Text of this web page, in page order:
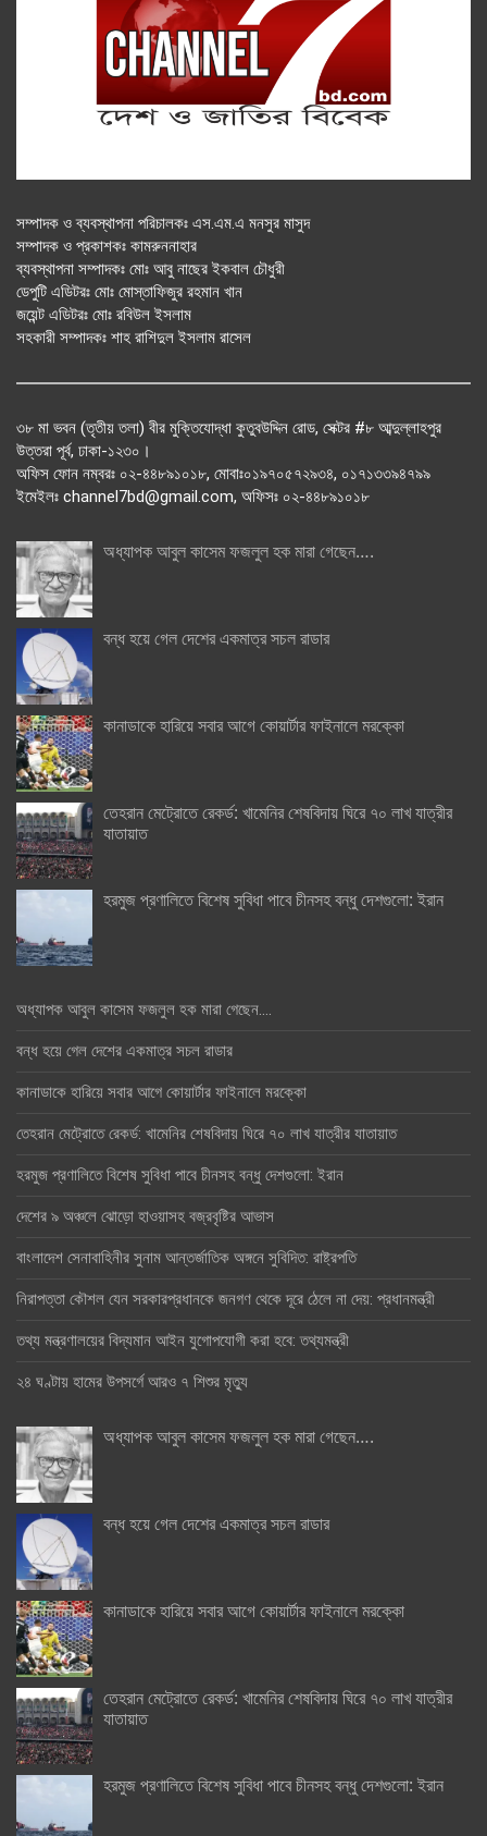
সম্পাদক ও ব্যবস্থাপনা পরিচালকঃ এস.এম.এ মনসুর মাসুদ
সম্পাদক ও প্রকাশকঃ কামরুননাহার
ব্যবস্থাপনা সম্পাদকঃ মোঃ আবু নাছের ইকবাল চৌধুরী
ডেপুটি এডিটরঃ মোঃ মোস্তাফিজুর রহমান খান
জয়েন্ট এডিটরঃ মোঃ রবিউল ইসলাম
সহকারী সম্পাদকঃ শাহ রাশিদুল ইসলাম রাসেল
৩৮ মা ভবন (তৃতীয় তলা) বীর মুক্তিযোদ্ধা কুতুবউদ্দিন রোড, সেক্টর #৮ আব্দুল্লাহপুর
উত্তরা পূর্ব, ঢাকা-১২৩০।
অফিস ফোন নম্বরঃ ০২-৪৪৮৯১০১৮, মোবাঃ০১৯৭০৫৭২৯৩৪, ০১৭১৩৩৯৪৭৯৯
ইমেইলঃ channel7bd@gmail.com, অফিসঃ ০২-৪৪৮৯১০১৮
অধ্যাপক আবুল কাসেম ফজলুল হক মারা গেছেন….
বন্ধ হয়ে গেল দেশের একমাত্র সচল রাডার
কানাডাকে হারিয়ে সবার আগে কোয়ার্টার ফাইনালে মরক্কো
তেহরান মেট্রোতে রেকর্ড: খামেনির শেষবিদায় ঘিরে ৭০ লাখ যাত্রীর
যাতায়াত
হরমুজ প্রণালিতে বিশেষ সুবিধা পাবে চীনসহ বন্ধু দেশগুলো: ইরান
অধ্যাপক আবুল কাসেম ফজলুল হক মারা গেছেন….
বন্ধ হয়ে গেল দেশের একমাত্র সচল রাডার
কানাডাকে হারিয়ে সবার আগে কোয়ার্টার ফাইনালে মরক্কো
তেহরান মেট্রোতে রেকর্ড: খামেনির শেষবিদায় ঘিরে ৭০ লাখ যাত্রীর যাতায়াত
হরমুজ প্রণালিতে বিশেষ সুবিধা পাবে চীনসহ বন্ধু দেশগুলো: ইরান
দেশের ৯ অঞ্চলে ঝোড়ো হাওয়াসহ বজ্রবৃষ্টির আভাস
বাংলাদেশ সেনাবাহিনীর সুনাম আন্তর্জাতিক অঙ্গনে সুবিদিত: রাষ্ট্রপতি
নিরাপত্তা কৌশল যেন সরকারপ্রধানকে জনগণ থেকে দূরে ঠেলে না দেয়: প্রধানমন্ত্রী
তথ্য মন্ত্রণালয়ের বিদ্যমান আইন যুগোপযোগী করা হবে: তথ্যমন্ত্রী
২৪ ঘণ্টায় হামের উপসর্গে আরও ৭ শিশুর মৃত্যু
অধ্যাপক আবুল কাসেম ফজলুল হক মারা গেছেন….
বন্ধ হয়ে গেল দেশের একমাত্র সচল রাডার
কানাডাকে হারিয়ে সবার আগে কোয়ার্টার ফাইনালে মরক্কো
তেহরান মেট্রোতে রেকর্ড: খামেনির শেষবিদায় ঘিরে ৭০ লাখ যাত্রীর
যাতায়াত
হরমুজ প্রণালিতে বিশেষ সুবিধা পাবে চীনসহ বন্ধু দেশগুলো: ইরান